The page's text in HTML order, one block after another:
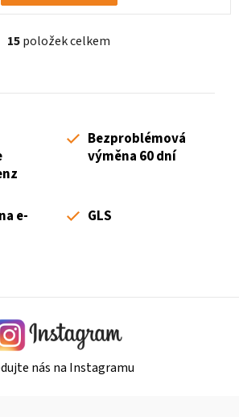
O
l
v
ý
p
i
s
15položek celkem
Bezproblémová
výměna 60 dní
e-
GLS
nás na Instagramu